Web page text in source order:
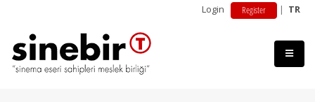
Login Register | TR